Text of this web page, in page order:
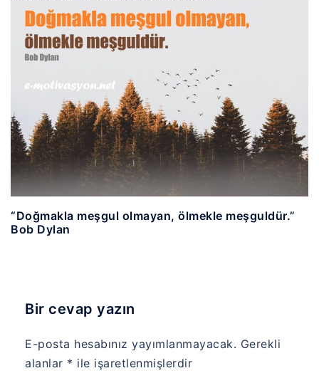
“Doğmakla meşgul olmayan, ölmekle meşguldür.”
Bob Dylan
Bir cevap yazın
E-posta hesabınız yayımlanmayacak. Gerekli
alanlar * ile işaretlenmişlerdir